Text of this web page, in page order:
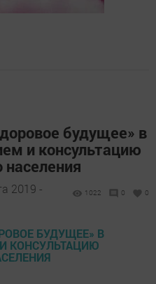
будущее» в
и консультацию
населения
2019 -
1022 0 0